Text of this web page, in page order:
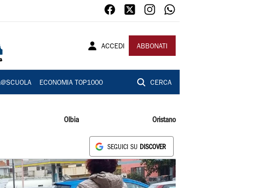
ACCEDI ABBONATI
ECONOMIA TOP1000 CERCA
Olbia Oristano
SEGUICI SU DISCOVER